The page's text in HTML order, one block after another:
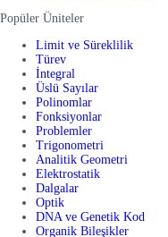
Popüler Üniteler
Limit ve Süreklilik
Türev
İntegral
Üslü Sayılar
Polinomlar
Fonksiyonlar
Problemler
Trigonometri
Analitik Geometri
Elektrostatik
Dalgalar
Optik
DNA ve Genetik Kod
Organik Bileşikler